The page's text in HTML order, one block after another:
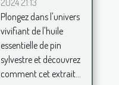
de pin
sylvestre
peut
revitaliser
votre
Plongez dans l'univers
vivifiant de l'huile
essentielle de pin
sylvestre et découvrez
comment cet extrait...